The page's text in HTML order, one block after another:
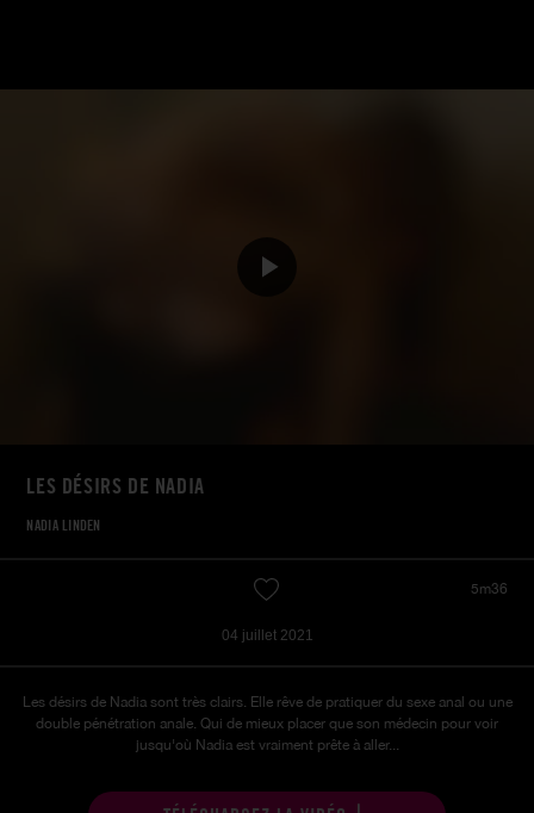
LES DÉSIRS DE NADIA
NADIA LINDEN
5m36
04 juillet 2021
Les désirs de Nadia sont très clairs. Elle rêve de pratiquer du sexe anal ou une
double pénétration anale. Qui de mieux placer que son médecin pour voir
jusqu'où Nadia est vraiment prête à aller...